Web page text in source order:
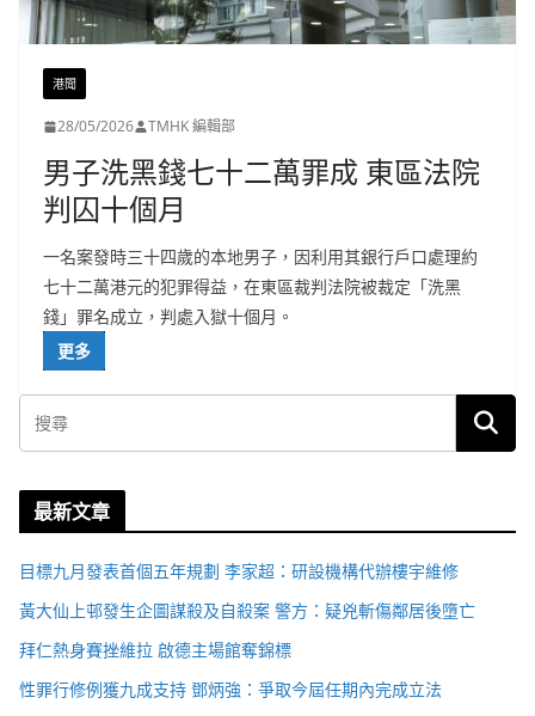
港聞
28/05/2026 TMHK 編輯部
男子洗黑錢七十二萬罪成 東區法院
判囚十個月
一名案發時三十四歲的本地男子，因利用其銀行戶口處理約
七十二萬港元的犯罪得益，在東區裁判法院被裁定「洗黑
錢」罪名成立，判處入獄十個月。
更多
最新文章
目標九月發表首個五年規劃 李家超：研設機構代辦樓宇維修
黃大仙上邨發生企圖謀殺及自殺案 警方：疑兇斬傷鄰居後墮亡
拜仁熱身賽挫維拉 啟德主場館奪錦標
性罪行修例獲九成支持 鄧炳強：爭取今屆任期內完成立法